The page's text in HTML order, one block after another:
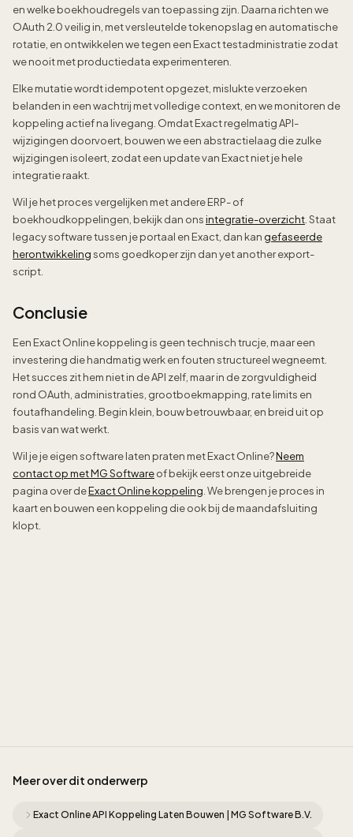
en welke boekhoudregels van toepassing zijn. Daarna richten we
OAuth 2.0 veilig in, met versleutelde tokenopslag en automatische
rotatie, en ontwikkelen we tegen een Exact testadministratie zodat
we nooit met productiedata experimenteren.
Elke mutatie wordt idempotent opgezet, mislukte verzoeken
belanden in een wachtrij met volledige context, en we monitoren de
koppeling actief na livegang. Omdat Exact regelmatig API-
wijzigingen doorvoert, bouwen we een abstractielaag die zulke
wijzigingen isoleert, zodat een update van Exact niet je hele
integratie raakt.
Wil je het proces vergelijken met andere ERP- of
boekhoudkoppelingen, bekijk dan onsintegratie-overzicht . Staat
legacy software tussen je portaal en Exact, dan kan gefaseerde
herontwikkelingsoms goedkoper zijn dan yet another export-
script.
Conclusie
Een Exact Online koppeling is geen technisch trucje, maar een
investering die handmatig werk en fouten structureel wegneemt.
Het succes zit hem niet in de API zelf, maar in de zorgvuldigheid
rond OAuth, administraties, grootboekmapping, rate limits en
foutafhandeling. Begin klein, bouw betrouwbaar, en breid uit op
basis van wat werkt.
Wil je je eigen software laten praten met Exact Online?Neem
contact op met MG Softwareof bekijk eerst onze uitgebreide
pagina over deExact Online koppeling . We brengen je proces in
kaart en bouwen een koppeling die ook bij de maandafsluiting
klopt.
Meer over dit onderwerp
Exact Online API Koppeling Laten Bouwen | MG Software B.V.